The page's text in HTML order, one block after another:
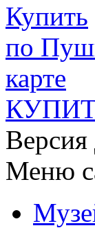
Купить
по
карте
Меню